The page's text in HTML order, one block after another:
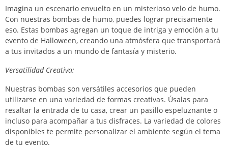
Imagina un escenario envuelto en un misterioso velo de humo.
Con nuestras bombas de humo, puedes lograr precisamente
eso. Estas bombas agregan un toque de intriga y emoción a tu
evento de Halloween, creando una atmósfera que transportará
a tus invitados a un mundo de fantasía y misterio.
Versatilidad Creativa:
Nuestras bombas son versátiles accesorios que pueden
utilizarse en una variedad de formas creativas. Úsalas para
resaltar la entrada de tu casa, crear un pasillo espeluznante o
incluso para acompañar a tus disfraces. La variedad de colores
disponibles te permite personalizar el ambiente según el tema
de tu evento.